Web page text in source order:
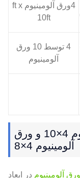
4ورق آلومینیوم ft x
10ft
4 توسط 10 ورق
آلومینیوم
تفاوت بین ورق آلومینیوم 4×10 و ورق
آلومینیوم 4×8
در ابعاد